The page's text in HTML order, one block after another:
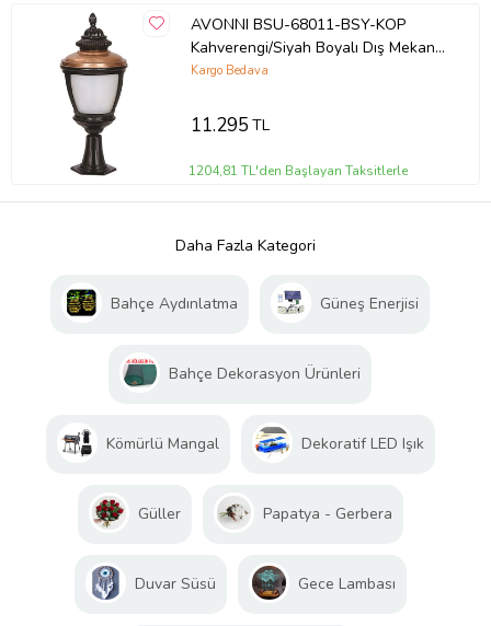
AVONNI BSU-68011-BSY-KOP
Kahverengi/Siyah Boyalı Dış Mekan
Aydınlatma E27 Aluminyum
Kargo Bedava
11.295TL
1204,81 TL'den Başlayan Taksitlerle
Daha Fazla Kategori
Bahçe Aydınlatma Güneş Enerjisi
Bahçe Dekorasyon Ürünleri
Kömürlü Mangal Dekoratif LED Işık
Güller Papatya - Gerbera
Duvar Süsü Gece Lambası